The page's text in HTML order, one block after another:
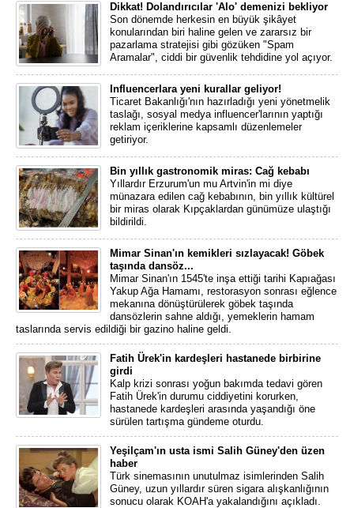
Dikkat! Dolandırıcılar 'Alo' demenizi bekliyor
Son dönemde herkesin en büyük şikâyet
konularından biri haline gelen ve zararsız bir
pazarlama stratejisi gibi gözüken "Spam
Aramalar", ciddi bir güvenlik tehdidine yol açıyor.
Influencerlara yeni kurallar geliyor!
Ticaret Bakanlığı'nın hazırladığı yeni yönetmelik
taslağı, sosyal medya influencer'larının yaptığı
reklam içeriklerine kapsamlı düzenlemeler
getiriyor.
Bin yıllık gastronomik miras: Cağ kebabı
Yıllardır Erzurum'un mu Artvin'in mi diye
münazara edilen cağ kebabının, bin yıllık kültürel
bir miras olarak Kıpçaklardan günümüze ulaştığı
bildirildi.
Mimar Sinan'ın kemikleri sızlayacak! Göbek
taşında dansöz...
Mimar Sinan'ın 1545'te inşa ettiği tarihi Kapıağası
Yakup Ağa Hamamı, restorasyon sonrası eğlence
mekanına dönüştürülerek göbek taşında
dansözlerin sahne aldığı, yemeklerin hamam
taslarında servis edildiği bir gazino haline geldi.
Fatih Ürek'in kardeşleri hastanede birbirine
girdi
Kalp krizi sonrası yoğun bakımda tedavi gören
Fatih Ürek'in durumu ciddiyetini korurken,
hastanede kardeşleri arasında yaşandığı öne
sürülen tartışma gündeme oturdu.
Yeşilçam'ın usta ismi Salih Güney'den üzen
haber
Türk sinemasının unutulmaz isimlerinden Salih
Güney, uzun yıllardır süren sigara alışkanlığının
sonucu olarak KOAH'a yakalandığını açıkladı.